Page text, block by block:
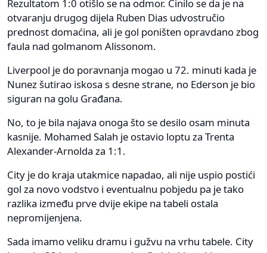
Rezultatom 1:0 otišlo se na odmor. Činilo se da je na
otvaranju drugog dijela Ruben Dias udvostručio
prednost domaćina, ali je gol poništen opravdano zbog
faula nad golmanom Alissonom.
Liverpool je do poravnanja mogao u 72. minuti kada je
Nunez šutirao iskosa s desne strane, no Ederson je bio
siguran na golu Građana.
No, to je bila najava onoga što se desilo osam minuta
kasnije. Mohamed Salah je ostavio loptu za Trenta
Alexander-Arnolda za 1:1.
City je do kraja utakmice napadao, ali nije uspio postići
gol za novo vodstvo i eventualnu pobjedu pa je tako
razlika između prve dvije ekipe na tabeli ostala
nepromijenjena.
Sada imamo veliku dramu i gužvu na vrhu tabele. City